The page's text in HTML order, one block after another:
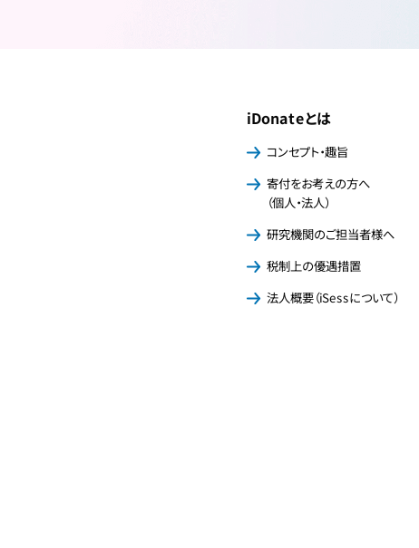
iDonateとは
コンセプト・趣旨
寄付をお考えの方へ
（個人・法人）
研究機関のご担当者様へ
税制上の優遇措置
法人概要（iSessについて）